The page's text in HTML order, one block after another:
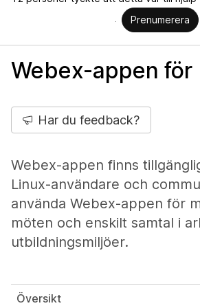
Prenumerera
Webex-appen för
Har du feedback?
Webex-appen finns
Linux-användare och
använda Webex-appen för
möten och enskilt samtal i
utbildningsmiljöer.
Översikt